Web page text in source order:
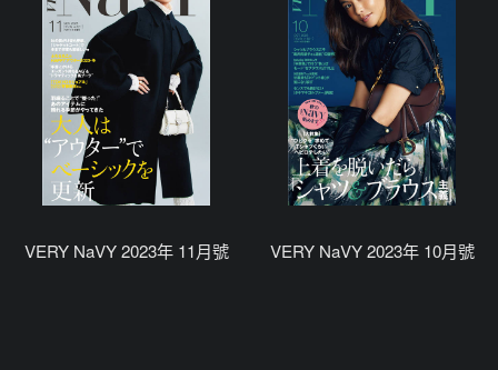
VERY NaVY 2023年 11月號 VERY NaVY 2023年 10月號